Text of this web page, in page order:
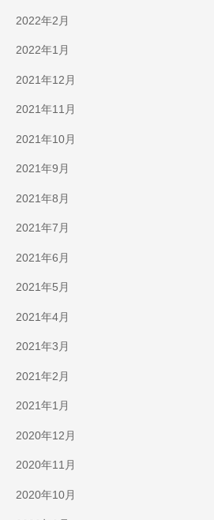
2022年2月
2022年1月
2021年12月
2021年11月
2021年10月
2021年9月
2021年8月
2021年7月
2021年6月
2021年5月
2021年4月
2021年3月
2021年2月
2021年1月
2020年12月
2020年11月
2020年10月